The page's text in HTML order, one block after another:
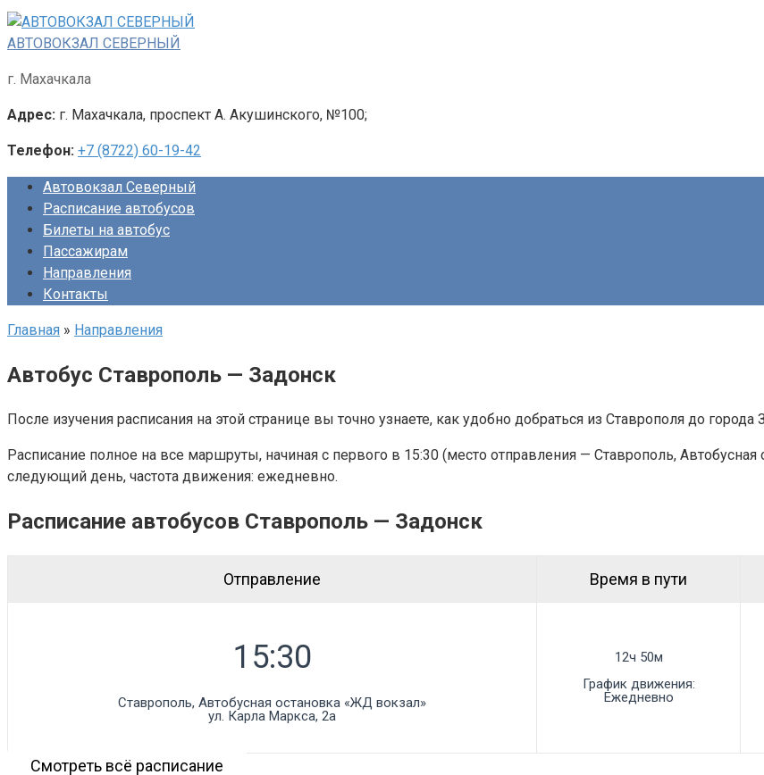
Перейти
к
АВТОВОКЗАЛ СЕВЕРНЫЙ
г. Махачкала
Адрес: г. Махачкала, проспект А. Акушинского, №100;
Телефон: +7 (8722) 60-19-42
Автовокзал Северный
Расписание автобусов
Билеты на автобус
Пассажирам
Направления
Контакты
Главная » Направления
Автобус Ставрополь — Задонск
После изучения расписания на этой странице вы точно узнаете, как удобно добраться из Ставрополя до города
Расписание полное на все маршруты, начиная с первого в 15:30 (место отправления — Ставрополь,
следующий день, частота движения: ежедневно.
Расписание автобусов Ставрополь — Задонск
Отправление Время в пути
Ставрополь, Автобусная остановка «ЖД вокзал»
ул. Карла Маркса, 2а
12ч 50м
График движения:
Ежедневно
Смотреть всё расписание